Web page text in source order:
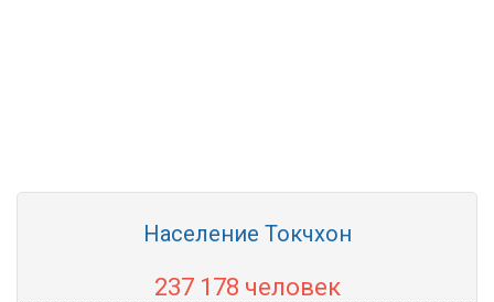
Население Токчхон
237 178 человек